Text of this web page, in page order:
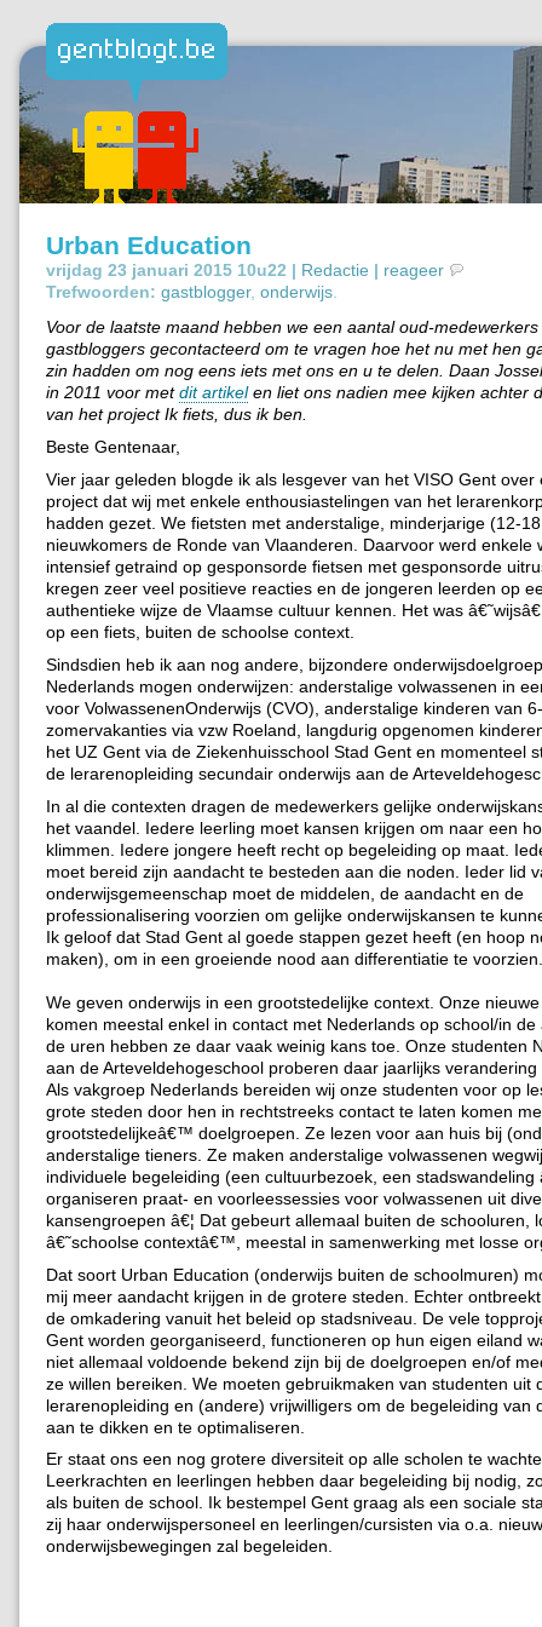
Urban Education
vrijdag 23 januari 2015 10u22 | Redactie | reageer
Trefwoorden: gastblogger, onderwijs
Voor de laatste maand hebben we een aantal oud-
gastbloggers gecontacteerd om te vragen hoe het nu met hen
zin hadden om nog eens iets met ons en u te delen. Daan
in 2011 voor metdit artikelen liet ons nadien mee kijken achter
van het project Ik fiets, dus ik ben.
Beste Gentenaar,
Vier jaar geleden blogde ik als lesgever van het VISO Gent over
project dat wij met enkele enthousiastelingen van het
hadden gezet. We fietsten met anderstalige, minderjarige (12-
nieuwkomers de Ronde van Vlaanderen. Daarvoor werd enkele
intensief getraind op gesponsorde fietsen met gesponsorde
kregen zeer veel positieve reacties en de jongeren leerden op
authentieke wijze de Vlaamse cultuur kennen. Het was
op een fiets, buiten de schoolse context.
Sindsdien heb ik aan nog andere, bijzondere
Nederlands mogen onderwijzen: anderstalige volwassenen in
voor VolwassenenOnderwijs (CVO), anderstalige kinderen van
zomervakanties via vzw Roeland, langdurig opgenomen
het UZ Gent via de Ziekenhuisschool Stad Gent en momenteel
de lerarenopleiding secundair onderwijs aan de
In al die contexten dragen de medewerkers gelijke
het vaandel. Iedere leerling moet kansen krijgen om naar een
klimmen. Iedere jongere heeft recht op begeleiding op maat.
moet bereid zijn aandacht te besteden aan die noden. Ieder lid
onderwijsgemeenschap moet de middelen, de aandacht en de
professionalisering voorzien om gelijke onderwijskansen te
Ik geloof dat Stad Gent al goede stappen gezet heeft (en hoop
maken), om in een groeiende nood aan differentiatie te voorzien.
We geven onderwijs in een grootstedelijke context. Onze
komen meestal enkel in contact met Nederlands op school/in de
de uren hebben ze daar vaak weinig kans toe. Onze studenten
aan de Arteveldehogeschool proberen daar jaarlijks
Als vakgroep Nederlands bereiden wij onze studenten voor op
grote steden door hen in rechtstreeks contact te laten komen
grootstedelijkeâ€™ doelgroepen. Ze lezen voor aan huis bij
anderstalige tieners. Ze maken anderstalige volwassenen
individuele begeleiding (een cultuurbezoek, een stadswandeling
organiseren praat- en voorleessessies voor volwassenen uit
kansengroepen â€¦ Dat gebeurt allemaal buiten de schooluren,
â€˜schoolse contextâ€™, meestal in samenwerking met losse
Dat soort Urban Education (onderwijs buiten de schoolmuren)
mij meer aandacht krijgen in de grotere steden. Echter
de omkadering vanuit het beleid op stadsniveau. De vele
Gent worden georganiseerd, functioneren op hun eigen eiland
niet allemaal voldoende bekend zijn bij de doelgroepen en/of
ze willen bereiken. We moeten gebruikmaken van studenten uit
lerarenopleiding en (andere) vrijwilligers om de begeleiding van
aan te dikken en te optimaliseren.
Er staat ons een nog grotere diversiteit op alle scholen te
Leerkrachten en leerlingen hebben daar begeleiding bij nodig,
als buiten de school. Ik bestempel Gent graag als een sociale
zij haar onderwijspersoneel en leerlingen/cursisten via o.a.
onderwijsbewegingen zal begeleiden.